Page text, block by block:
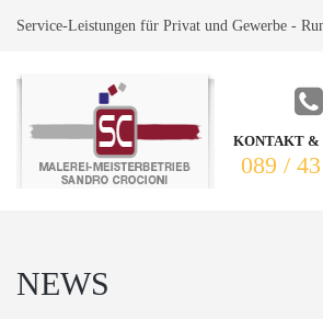
Service-Leistungen für Privat und Gewerbe -
KONTAKT &
089 /
NEWS